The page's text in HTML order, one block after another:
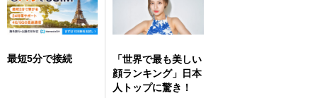
最短5分で接続
「世界で最も美しい
顔ランキング」日本
人トップに驚き！